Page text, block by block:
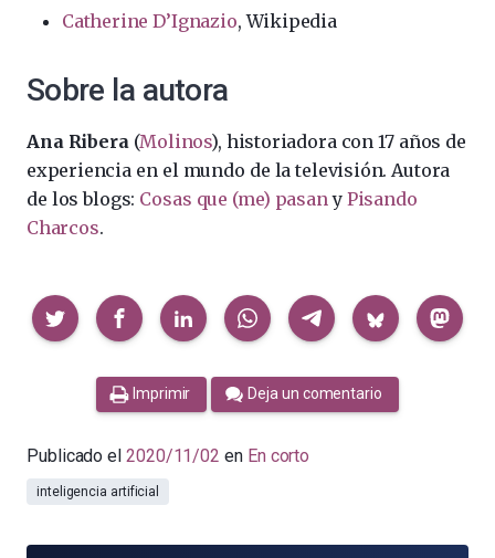
Catherine D’Ignazio, Wikipedia
Sobre la autora
Ana Ribera(Molinos), historiadora con 17 años de
experiencia en el mundo de la televisión. Autora
de los blogs: Cosas que (me) pasany Pisando
Charcos.
Compartir
Imprimir Deja un comentario
Publicado el 2020/11/02 en En corto
inteligencia artificial